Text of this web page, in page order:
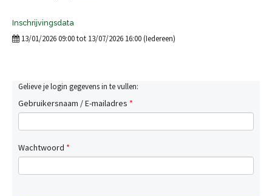
Inschrijvingsdata
13/01/2026 09:00 tot 13/07/2026 16:00 (Iedereen)
Gelieve je login gegevens in te vullen:
Gebruikersnaam / E-mailadres *
Wachtwoord *